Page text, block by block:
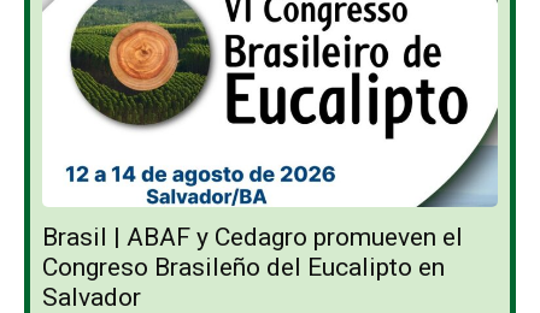
Brasil | ABAF y Cedagro promueven el
Congreso Brasileño del Eucalipto en
Salvador